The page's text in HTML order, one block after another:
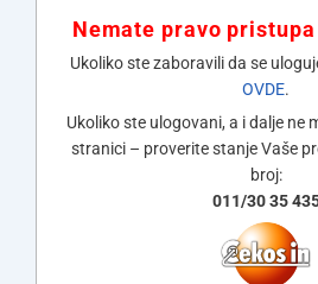
Nemate pravo
Ukoliko ste zaboravili da se
OVDE.
Ukoliko ste ulogovani, a i dalje ne
stranici – proverite stanje Vaše
broj:
011/30 35